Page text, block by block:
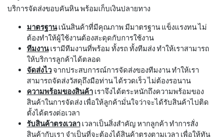
บริการจัดส่งขอบคันหิน พร้อมเก็บเงินปลายทาง
มาตรฐานเน้นสินค้าที่มีคุณภาพ มีมาตรฐาน แข็งแรงทน ไม่
ต้องทำให้ผู้ใช้งานต้องสะดุดกับการใช้งาน
ทีมงานเรามีทีมงานที่พร้อม ทั้งรถ ทั้งทีมส่ง ทำให้เราสามารถ
ให้บริการลูกค้าได้ตลอด
จัดส่งไว จากประสบการณ์การจัดส่งของทีมงาน ทำให้เรา
สามารถจัดส่งวัสดุถึงมือท่าน ได้รวดเร็ว ไม่ต้องรอนาน
ความพร้อมของสินค้า เราจึงได้ตระหนักถึงความพร้อมของ
สินค้าในการจัดส่ง เพื่อให้ลูกค้ามั่นใจว่าจะได้รับสินค้าไปติด
ตั้งได้ตรงต่อเวลา
รับสินค้าตรงเวลา เวลาเป็นสิ่งสำคัญ หากลูกค้า ทำการสั่ง
สินค้ากับเรา จำเป็นที่จะต้องได้สินค้าตรงตามเวลา เพื่อให้ทัน